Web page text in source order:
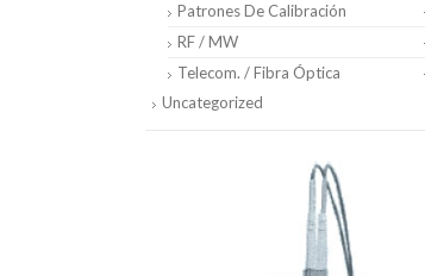
Patrones De Calibración
RF / MW
Telecom. / Fibra Óptica
Uncategorized